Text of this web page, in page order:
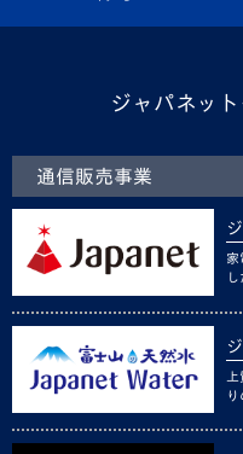
ジャパネッ
通信販売事業
家